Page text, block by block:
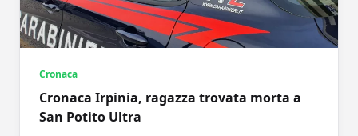
Cronaca
Cronaca Irpinia, ragazza trovata morta a
San Potito Ultra